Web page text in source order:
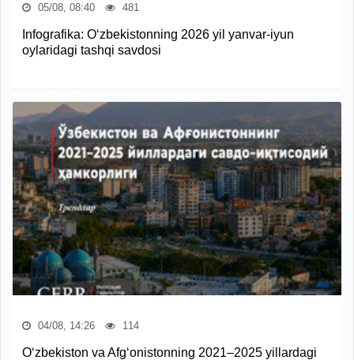
05/08, 08:40 481
Infografika: O‘zbekistonning 2026 yil yanvar-iyun
oylaridagi tashqi savdosi
04/08, 14:26 114
O‘zbekiston va Afg‘onistonning 2021–2025 yillardagi